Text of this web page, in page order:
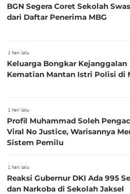
BGN Segera Coret Sekolah
dari Daftar Penerima MBG
1 hari lalu
Keluarga Bongkar Kejanggalan
Kematian Mantan Istri Polisi di
1 hari lalu
Profil Muhammad Soleh
Viral No Justice, Warisannya
Sistem Pemilu
1 hari lalu
Reaksi Gubernur DKI Ada 995 Senjata
dan Narkoba di Sekolah Jaksel